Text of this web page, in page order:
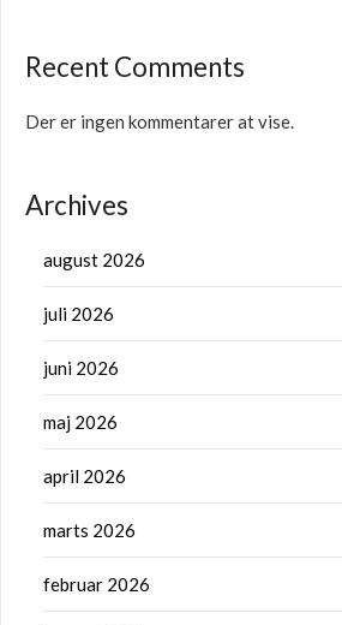
Recent Comments
Der er ingen kommentarer at vise.
Archives
august 2026
juli 2026
juni 2026
maj 2026
april 2026
marts 2026
februar 2026